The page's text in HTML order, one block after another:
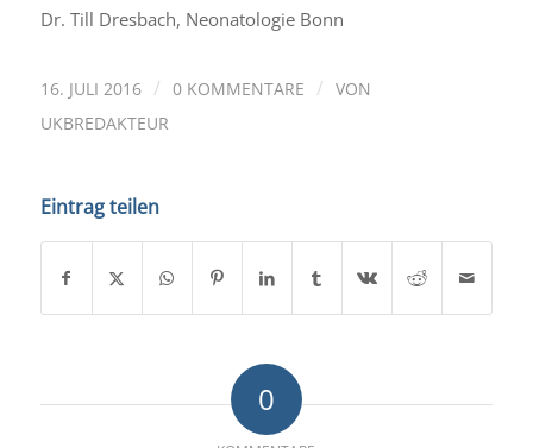
Dr. Till Dresbach, Neonatologie Bonn
16. JULI 2016 / 0 KOMMENTARE / VON
UKBREDAKTEUR
Eintrag teilen
0